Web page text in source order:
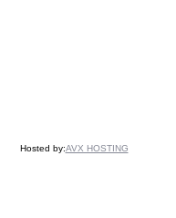
Hosted by:AVX HOSTING